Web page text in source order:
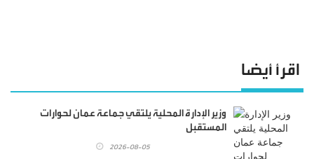
اقرأ أيضا
وزير الإدارة المحلية يلتقي جماعة عمان لحوارات
المستقبل
2026-08-05